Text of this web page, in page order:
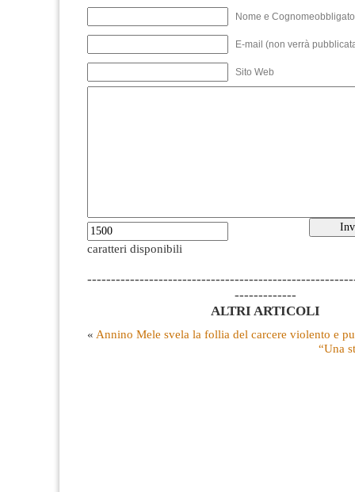
Nome e
E-mail (non verrà
Sito Web
caratteri disponibili
-------------
ALTRI ARTICOLI
« Annino Mele svela la follia del carcere violento e
“Una